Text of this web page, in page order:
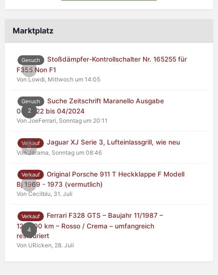
Marktplatz
0
Gesuch
Stoßdämpfer-Kontrollschalter Nr. 165255 für
F355 Non F1
Von Lowdi, Mittwoch um 14:05
2
Gesuch
Suche Zeitschrift Maranello Ausgabe
04/2022 bis 04/2024
Von JoeFerrari, Sonntag um 20:11
0
Verkauf Jaguar XJ Serie 3, Lufteinlassgrill, wie neu
Von Jarama, Sonntag um 08:46
0
Verkauf
Original Porsche 911 T Heckklappe F Modell
Bj 1969 - 1973 (vermutlich)
Von Cecilblu, 31. Juli
4
Verkauf
Ferrari F328 GTS – Baujahr 11/1987 –
125.000 km – Rosso / Crema – umfangreich
restauriert
Von URicken, 28. Juli